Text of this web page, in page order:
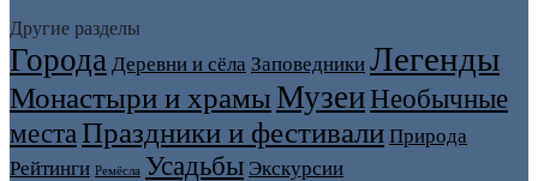
Другие разделы
Города Деревни и сёла Заповедники Легенды
Монастыри и храмы МузеиНеобычные
местаПраздники и фестивали Природа
Рейтинги Ремёсла Усадьбы Экскурсии